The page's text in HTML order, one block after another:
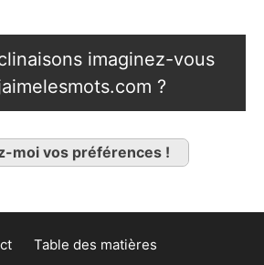
imaginez-vous
?
moi vos préférences !
Table des matières